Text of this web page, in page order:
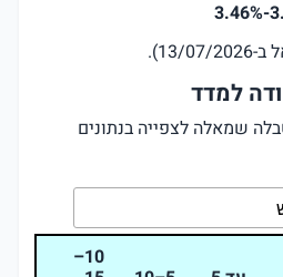
3.46%-
למדד
שמאלה לצפייה בנתונים
10–